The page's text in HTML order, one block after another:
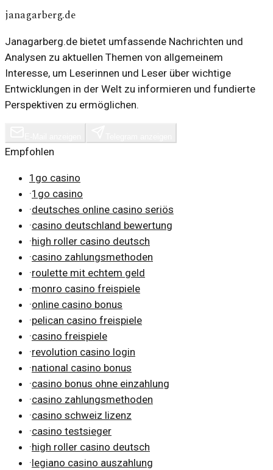
janagarberg.de
Janagarberg.de bietet umfassende Nachrichten und
Analysen zu aktuellen Themen von allgemeinem
Interesse, um Leserinnen und Leser über wichtige
Entwicklungen in der Welt zu informieren und fundierte
Perspektiven zu ermöglichen.
Empfohlen
1go casino
·1go casino
·deutsches online casino seriös
·casino deutschland bewertung
·high roller casino deutsch
·casino zahlungsmethoden
·roulette mit echtem geld
·monro casino freispiele
·online casino bonus
·pelican casino freispiele
·casino freispiele
·revolution casino login
·national casino bonus
·casino bonus ohne einzahlung
·casino zahlungsmethoden
·casino schweiz lizenz
·casino testsieger
·high roller casino deutsch
·legiano casino auszahlung